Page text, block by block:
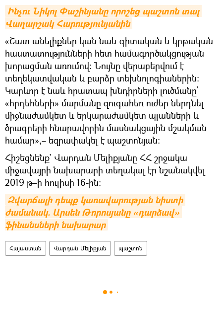
Ինչու Նիկոլ Փաշինյանը որոշեց պաշտոն տալ
Վաղարշակ Հարությունյանին
«Շատ անելիքներ կան նաև գիտական և կրթական
հաստատությունների հետ համագործակցության
խորացման առումով։ Նույնը վերաբերվում է
տեղեկատվական և բարձր տեխնոլոգիաներին։
Կարևոր է նաև հրատապ խնդիրների լուծմանը՝
«հրդեհների» մարմանը զուգահեռ ուժեր ներդնել
միջնաժամկետ և երկարաժամկետ պլանների և
ծրագրերի հնարավորին մասնակցային մշակման
համար»,– եզրափակել է պաշտոնյան։
Հիշեցնենք` Վարդան Մելիքյանը ՀՀ շրջակա
միջավայրի նախարարի տեղակալ էր նշանակվել
2019 թ–ի հուլիսի 16-ին։
Զվարճալի դեպք կառավարության նիստի
ժամանակ. Արսեն Թորոսյանը «դարձավ»
ֆինանսների նախարար
Հայաստան Վարդան Մելիքյան պաշտոն